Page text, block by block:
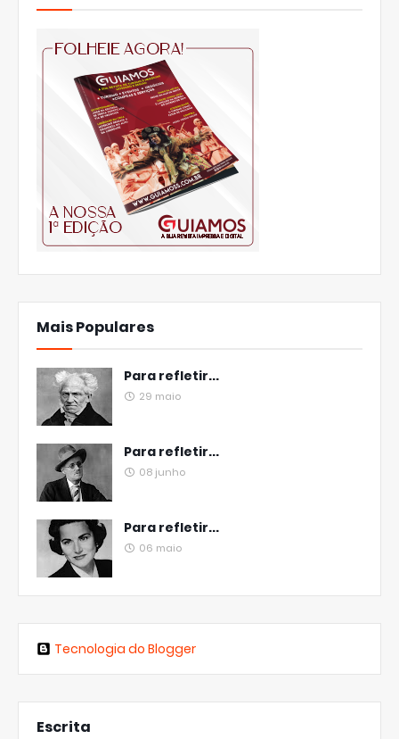
Mais Populares
Para refletir...
29 maio
Para refletir...
08 junho
Para refletir...
06 maio
Tecnologia do Blogger
Escrita